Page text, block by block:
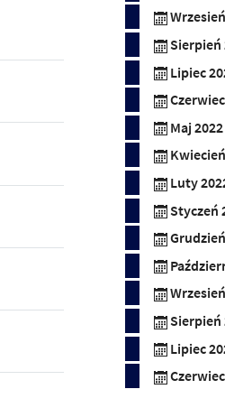
Sierpień
Lipiec
Maj 2022
Luty
Styczeń
Sierpień
Lipiec